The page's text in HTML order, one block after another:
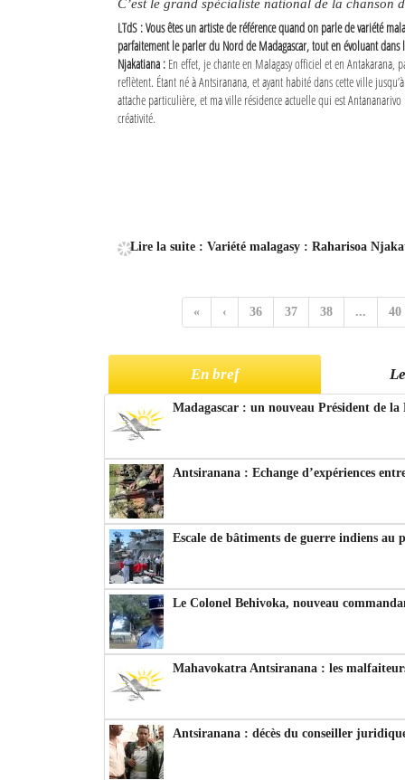
C’est le grand spécialiste national de la chanson
LTdS : Vous êtes un artiste de référence quand on parle de variété
parfaitement le parler du Nord de Madagascar, tout en évoluant dans
Njakatiana : En effet, je chante en Malagasy officiel et en Antakarana,
reflètent. Étant né à Antsiranana, et ayant habité dans cette ville
attache particulière, et ma ville résidence actuelle qui est Antananarivo
créativité.
Lire la suite : Variété malagasy : Raharisoa
« ‹ 36 37 38 ... 40
En bref
Madagascar : un nouveau Président de
Antsiranana : Echange d’expériences
Escale de bâtiments de guerre indiens au
Le Colonel Behivoka, nouveau
Mahavokatra Antsiranana : les
Antsiranana : décès du conseiller